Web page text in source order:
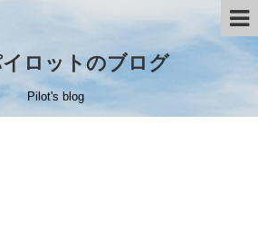
ロットのブログ
Pilot's blog